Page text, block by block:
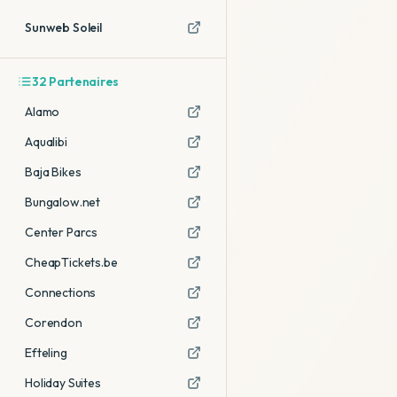
Sunweb Soleil
32 Partenaires
Alamo
Aqualibi
Baja Bikes
Bungalow.net
Center Parcs
CheapTickets.be
Connections
Corendon
Efteling
Holiday Suites